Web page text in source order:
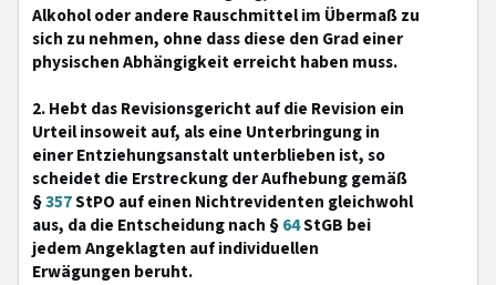
Alkohol oder andere Rauschmittel im Übermaß zu
sich zu nehmen, ohne dass diese den Grad einer
physischen Abhängigkeit erreicht haben muss.
2. Hebt das Revisionsgericht auf die Revision ein
Urteil insoweit auf, als eine Unterbringung in
einer Entziehungsanstalt unterblieben ist, so
scheidet die Erstreckung der Aufhebung gemäß
§357StPO auf einen Nichtrevidenten gleichwohl
aus, da die Entscheidung nach §64StGB bei
jedem Angeklagten auf individuellen
Erwägungen beruht.